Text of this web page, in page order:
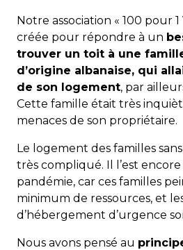
Notre association « 100 pour 1
créée pour répondre à un
trouver un toit à une
d’origine albanaise, qui
de son logement, par
Cette famille était très
menaces de son propriétaire.
Le logement des familles
très compliqué. Il l’est
pandémie, car ces familles
minimum de ressources, et
d’hébergement d’urgence
Nous avons pensé au